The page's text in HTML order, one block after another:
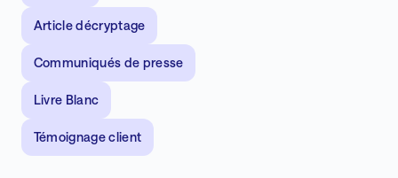
Article décryptage
Communiqués de presse
Livre Blanc
Témoignage client